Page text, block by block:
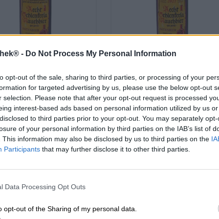
- Do Not Process My Personal Information
opt-out of the sale, sharing to third parties, or processing of your
for targeted advertising by us, please use the below opt-out
selection. Please note that after your opt-out request is processed
interest-based ads based on personal information utilized by us
to third parties prior to your opt-out. You may separately
of your personal information by third parties on the IAB’s list of
This information may also be disclosed by us to third parties on the
Participants that may further disclose it to other third parties.
Data Processing Opt Outs
opt-out of the Sharing of my personal data.
schlenkerla
jahrgang
2019
Brauerei Schlenkerla
€ 8,79
0,50 L Bottiglia - € 17,58 /
Birra Scura e Nera
aecht schlenkerla
fastenbier jahrgang
Brauerei Schlenkerla
€ 8,79
MEHRWEG
0,50 L Bottiglia - €